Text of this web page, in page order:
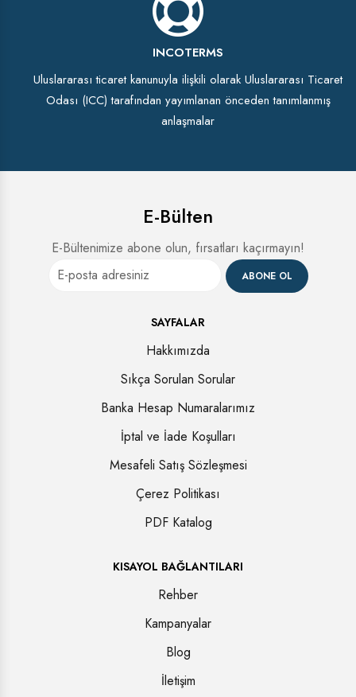
INCOTERMS
Uluslararası ticaret kanunuyla ilişkili olarak Uluslararası Ticaret
Odası (ICC) tarafından yayımlanan önceden tanımlanmış
anlaşmalar
E-Bülten
E-Bültenimize abone olun, fırsatları kaçırmayın!
ABONE OL
SAYFALAR
Hakkımızda
Sıkça Sorulan Sorular
Banka Hesap Numaralarımız
İptal ve İade Koşulları
Mesafeli Satış Sözleşmesi
Çerez Politikası
PDF Katalog
KISAYOL BAĞLANTILARI
Rehber
Kampanyalar
Blog
İletişim